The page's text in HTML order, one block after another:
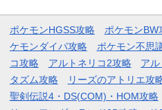
ポケモンHGSS攻略 ポケモンBW
ケモンダイパ攻略
ポケモン不思
コ攻略
アルトネリコ2攻略 ア
タズム攻略
リーズのアトリエ攻
聖剣伝説4・DS(COM)・HOM攻略